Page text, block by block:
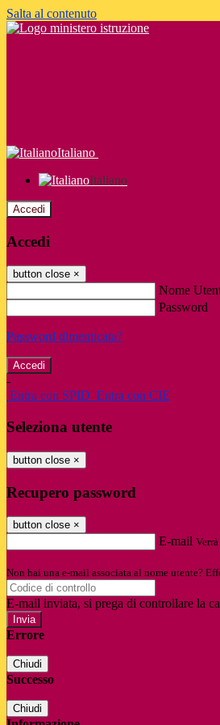
Salta al contenuto
Italiano
Italiano
Accedi
Accedi
button close ×
Nome
Password
Password dimenticata?
-
Entra con SPID Entra con CIE
Seleziona utente
button close ×
Recupero password
button close ×
E-mail
Non hai una e-mail associata al nome utente?
E-mail inviata, si prega di controllare la
Errore
Chiudi
Successo
Chiudi